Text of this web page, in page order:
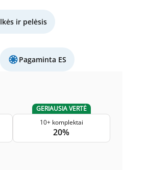
ir pelėsis
Pagaminta ES
GERIAUSIA VERTĖ
10+ komplektai
20%